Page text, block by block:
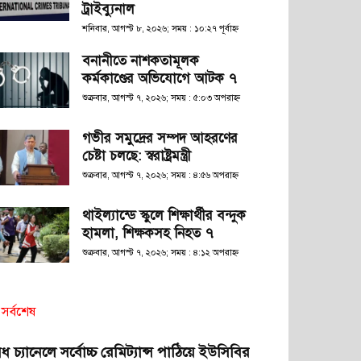
ট্রাইব্যুনাল
শনিবার, আগস্ট ৮, ২০২৬; সময় : ১০:২৭ পূর্বাহ্ণ
বনানীতে নাশকতামূলক
কর্মকাণ্ডের অভিযোগে আটক ৭
শুক্রবার, আগস্ট ৭, ২০২৬; সময় : ৫:০৩ অপরাহ্ণ
গভীর সমুদ্রের সম্পদ আহরণের
চেষ্টা চলছে: স্বরাষ্ট্রমন্ত্রী
শুক্রবার, আগস্ট ৭, ২০২৬; সময় : ৪:৫৬ অপরাহ্ণ
থাইল্যান্ডে স্কুলে শিক্ষার্থীর বন্দুক
হামলা, শিক্ষকসহ নিহত ৭
শুক্রবার, আগস্ট ৭, ২০২৬; সময় : ৪:১২ অপরাহ্ণ
সর্বশেষ
চ্যানেলে সর্বোচ্চ রেমিট্যান্স পাঠিয়ে ইউসিবির